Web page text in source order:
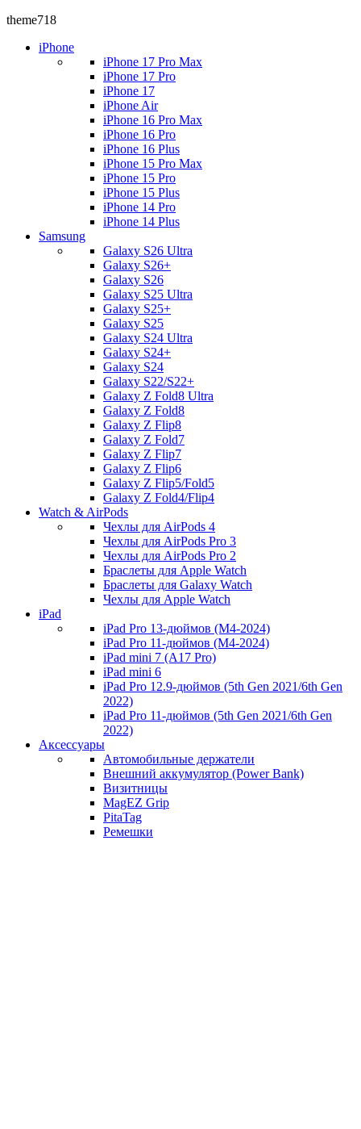
theme718
iPhone
iPhone 17 Pro Max
iPhone 17 Pro
iPhone 17
iPhone Air
iPhone 16 Pro Max
iPhone 16 Pro
iPhone 16 Plus
iPhone 15 Pro Max
iPhone 15 Pro
iPhone 15 Plus
iPhone 14 Pro
iPhone 14 Plus
Samsung
Galaxy S26 Ultra
Galaxy S26+
Galaxy S26
Galaxy S25 Ultra
Galaxy S25+
Galaxy S25
Galaxy S24 Ultra
Galaxy S24+
Galaxy S24
Galaxy S22/S22+
Galaxy Z Fold8 Ultra
Galaxy Z Fold8
Galaxy Z Flip8
Galaxy Z Fold7
Galaxy Z Flip7
Galaxy Z Flip6
Galaxy Z Flip5/Fold5
Galaxy Z Fold4/Flip4
Watch & AirPods
Чехлы для AirPods 4
Чехлы для AirPods Pro 3
Чехлы для AirPods Pro 2
Браслеты для Apple Watch
Браслеты для Galaxy Watch
Чехлы для Apple Watch
iPad
iPad Pro 13-дюймов (M4-2024)
iPad Pro 11-дюймов (M4-2024)
iPad mini 7 (A17 Pro)
iPad mini 6
iPad Pro 12.9-дюймов (5th Gen 2021/6th Gen
2022)
iPad Pro 11-дюймов (5th Gen 2021/6th Gen
2022)
Аксессуары
Автомобильные держатели
Внешний аккумулятор (Power Bank)
Визитницы
MagEZ Grip
PitaTag
Ремешки